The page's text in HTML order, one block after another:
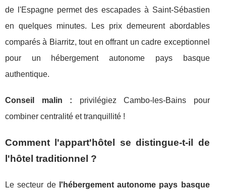
de l'Espagne permet des escapades à Saint-Sébastien
en quelques minutes. Les prix demeurent abordables
comparés à Biarritz, tout en offrant un cadre exceptionnel
pour un hébergement autonome pays basque
authentique.
Conseil malin : privilégiez Cambo-les-Bains pour
combiner centralité et tranquillité !
Comment l'appart'hôtel se distingue-t-il de
l'hôtel traditionnel ?
Le secteur de l'hébergement autonome pays basque